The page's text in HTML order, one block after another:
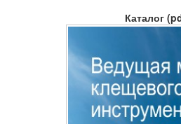
Каталог